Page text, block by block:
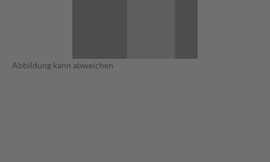
Abbildung kann abweichen